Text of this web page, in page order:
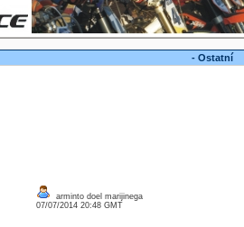
- Ostatní
arminto doel marijinega
07/07/2014 20:48 GMT